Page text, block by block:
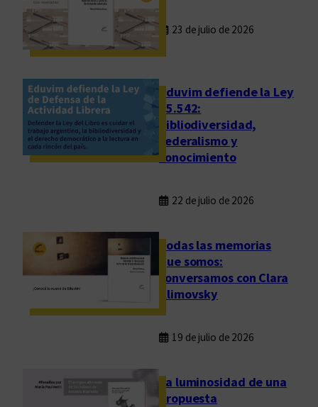
23 de julio de 2026
Eduvim defiende la Ley
25.542:
bibliodiversidad,
federalismo y
conocimiento
22 de julio de 2026
Todas las memorias
que somos:
conversamos con Clara
Klimovsky
19 de julio de 2026
La luminosidad de una
propuesta